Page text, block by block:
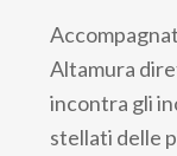
Altamura
incontra gli
stellati delle